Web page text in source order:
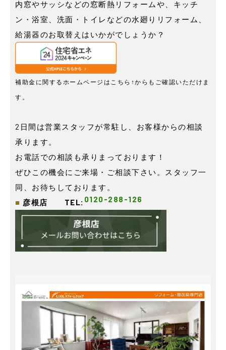
内窓やサッシなどの窓断熱リフォームや、キッチ
ン・浴室、洗面・トイレなどの水廻りリフォーム、
給湯器のお取替えはいかがでしょうか？
補助金に関するホームページはこちら↑からもご確認いただけま
す。
2日間は営業スタッフが常駐し、お客様からの相談
承ります。
お電話での相談も承りまっております！
ぜひこの機会にご来場・ご相談下さい。スタッフ一
同、お待ちしております。
■ 彦根店 TEL: 0120-288-126